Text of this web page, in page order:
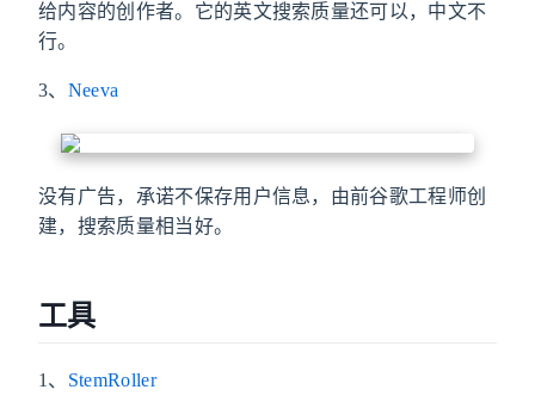
给内容的创作者。它的英文搜索质量还可以，中文不
行。
3、 Neeva
没有广告，承诺不保存用户信息，由前谷歌工程师创
建，搜索质量相当好。
工具
1、 StemRoller